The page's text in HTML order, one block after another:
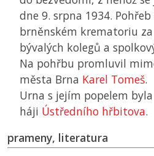
dne 9. srpna 1934.
brněnském krematoriu
bývalých kolegů a
Na pohřbu promluvil
města Brna Karel Tomeš.
Urna s jejím popelem
háji Ústředního hřbitova.
prameny, literatura